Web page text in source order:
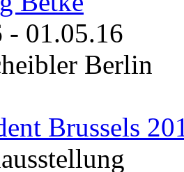
- 01.05.16
Berlin
Brussels